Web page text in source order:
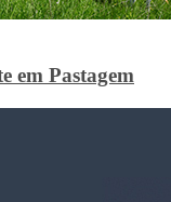
em Pastagem